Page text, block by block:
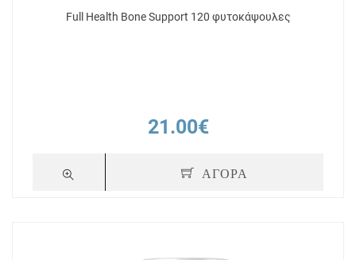
Full Health Bone Support 120 φυτοκάψουλες
21.00€
ΑΓΟΡΑ